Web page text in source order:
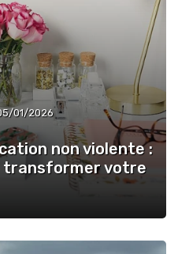
01/2026
non violente :
transformer votre